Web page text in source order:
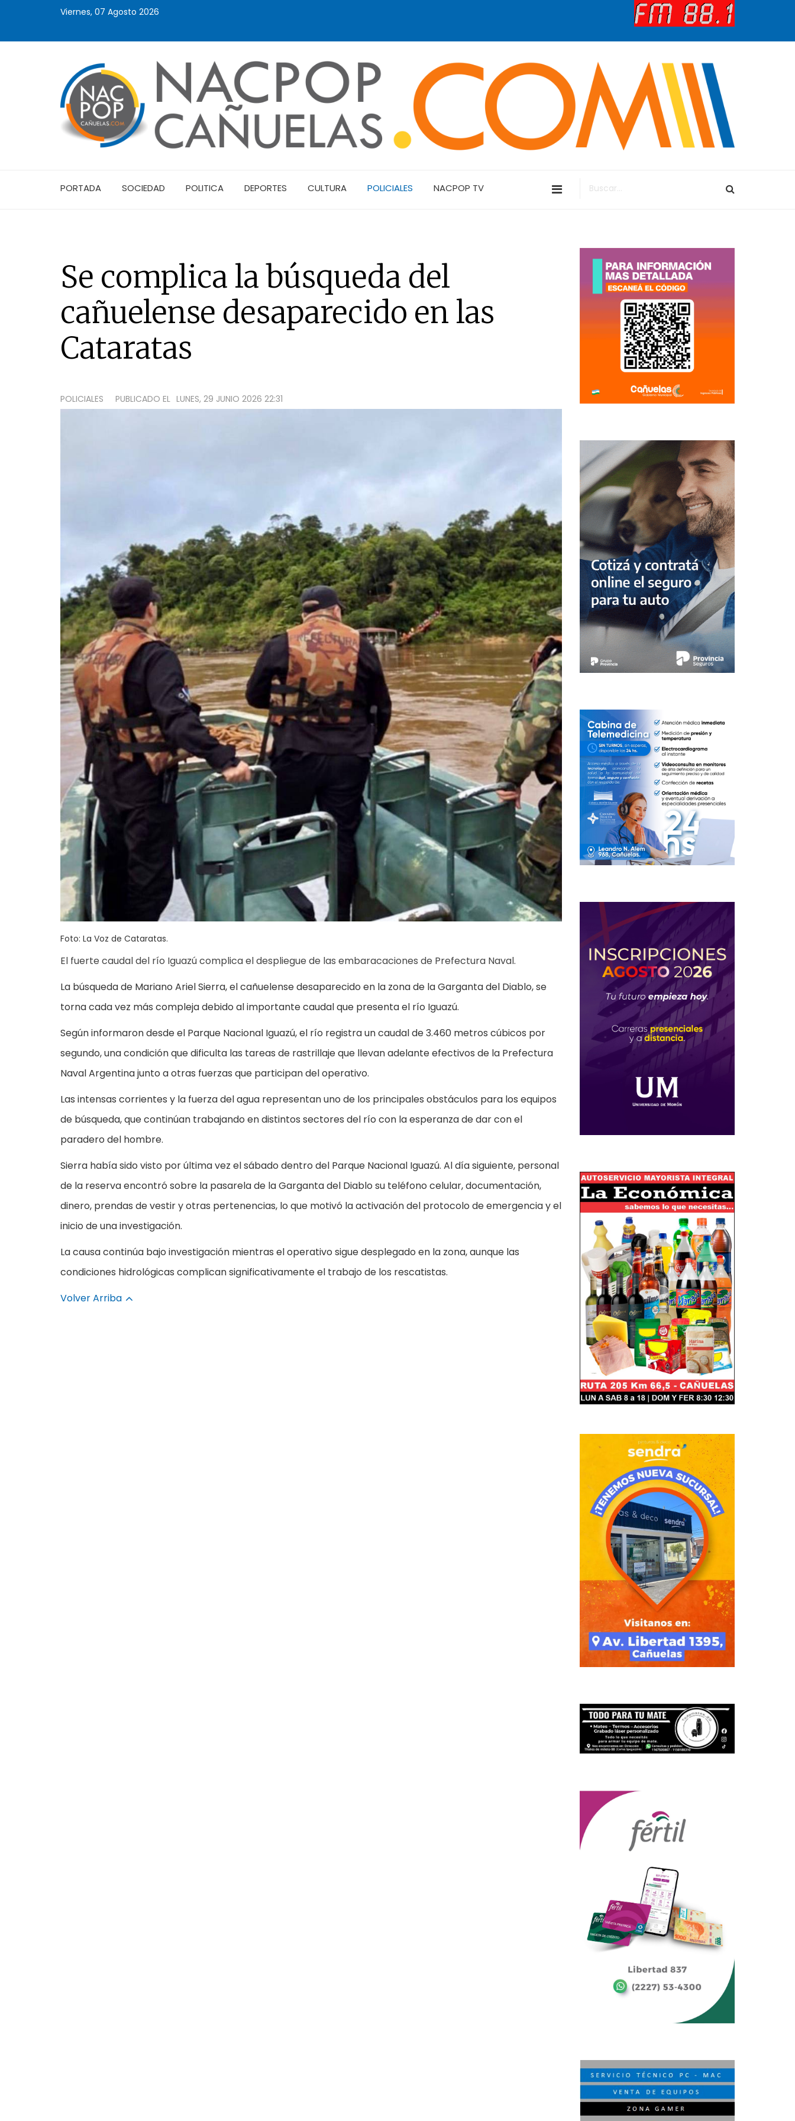
Viernes, 07 Agosto 2026
PORTADA SOCIEDAD POLITICA DEPORTES CULTURA POLICIALES NACPOP TV
Se complica la búsqueda del
cañuelense desaparecido en las
Cataratas
POLICIALES PUBLICADO EL LUNES, 29 JUNIO 2026 22:31
Foto: La Voz de Cataratas.
El fuerte caudal del río Iguazú complica el despliegue de las embaracaciones de Prefectura Naval.
La búsqueda de Mariano Ariel Sierra, el cañuelense desaparecido en la zona de la Garganta del Diablo, se
torna cada vez más compleja debido al importante caudal que presenta el río Iguazú.
Según informaron desde el Parque Nacional Iguazú, el río registra un caudal de 3.460 metros cúbicos por
segundo, una condición que dificulta las tareas de rastrillaje que llevan adelante efectivos de la Prefectura
Naval Argentina junto a otras fuerzas que participan del operativo.
Las intensas corrientes y la fuerza del agua representan uno de los principales obstáculos para los equipos
de búsqueda, que continúan trabajando en distintos sectores del río con la esperanza de dar con el
paradero del hombre.
Sierra había sido visto por última vez el sábado dentro del Parque Nacional Iguazú. Al día siguiente, personal
de la reserva encontró sobre la pasarela de la Garganta del Diablo su teléfono celular, documentación,
dinero, prendas de vestir y otras pertenencias, lo que motivó la activación del protocolo de emergencia y el
inicio de una investigación.
La causa continúa bajo investigación mientras el operativo sigue desplegado en la zona, aunque las
condiciones hidrológicas complican significativamente el trabajo de los rescatistas.
Volver Arriba